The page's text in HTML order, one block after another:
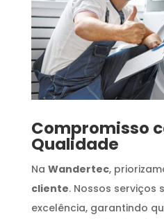
Compromisso
Qualidade
Na Wandertec,
cliente. Nossos serviços
excelência, garantindo